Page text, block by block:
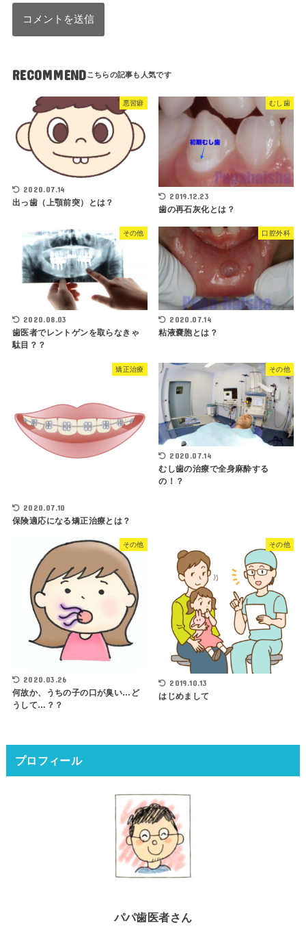
RECOMMEND
悪習癖
2020.07.14
出っ歯（上顎前突）とは？
むし歯
2019.12.23
歯の再石灰化とは？
その他
2020.08.03
歯医者でレントゲンを取らなきゃ
駄目？？
口腔外科
2020.07.14
粘液嚢胞とは？
矯正治療
2020.07.10
保険適応になる矯正治療とは？
その他
2020.07.14
むし歯の治療で全身麻酔する
の！？
その他
2020.03.26
何故か、うちの子の口が臭い…ど
うして…？？
その他
2019.10.13
はじめまして
プロフィール
パパ歯医者さん